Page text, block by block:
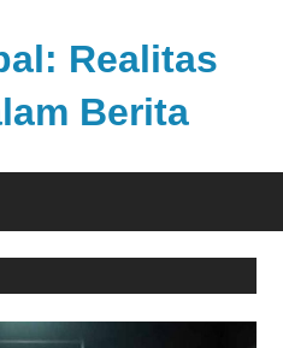
Realitas
Berita